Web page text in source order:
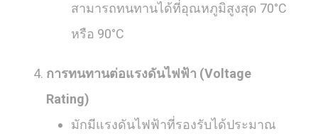
สามารถทนทานได้ที่อุณหภูมิสูงสุด 70°C
หรือ 90°C
การทนทานต่อแรงดันไฟฟ้า (Voltage
Rating)
มักมีแรงดันไฟฟ้าที่รองรับได้ประมาณ